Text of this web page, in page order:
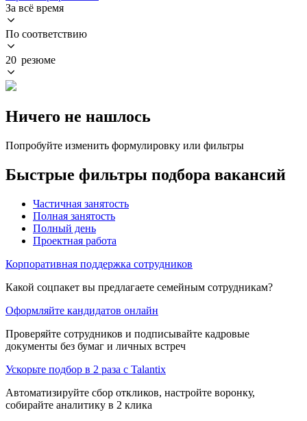
За всё время
По соответствию
20 резюме
Ничего не нашлось
Попробуйте изменить формулировку или фильтры
Быстрые фильтры подбора вакансий
Частичная занятость
Полная занятость
Полный день
Проектная работа
Корпоративная поддержка сотрудников
Какой соцпакет вы предлагаете семейным сотрудникам?
Оформляйте кандидатов онлайн
Проверяйте сотрудников и подписывайте кадровые
документы без бумаг и личных встреч
Ускорьте подбор в 2 раза с Talantix
Автоматизируйте сбор откликов, настройте воронку,
собирайте аналитику в 2 клика